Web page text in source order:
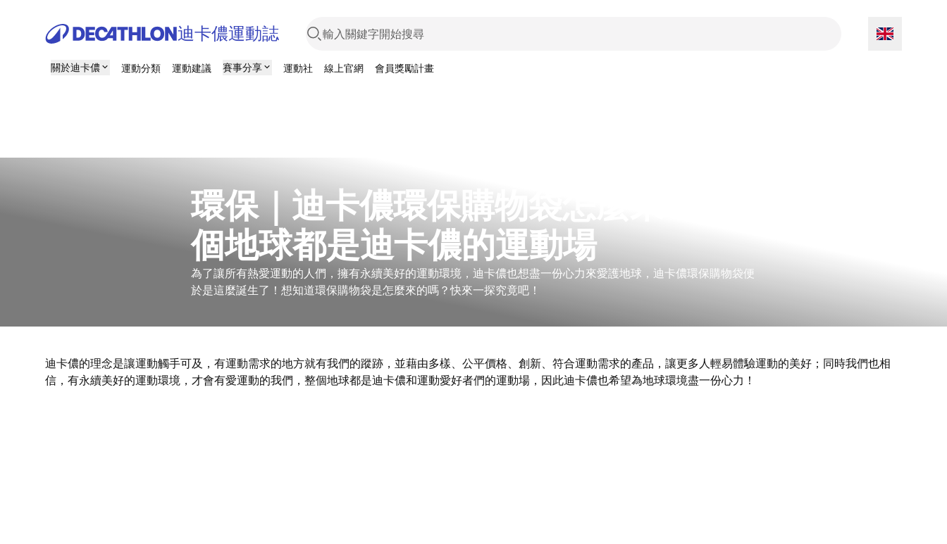
迪卡儂運動誌
關於迪卡儂 運動分類 運動建議 賽事分享 運動社 線上官網 會員獎勵計畫
環保｜迪卡儂環保購物袋怎麼來？整
個地球都是迪卡儂的運動場
為了讓所有熱愛運動的人們，擁有永續美好的運動環境，迪卡儂也想盡一份心力來愛護地球，迪卡儂環保購物袋便
於是這麼誕生了！想知道環保購物袋是怎麼來的嗎？快來一探究竟吧！
迪卡儂的理念是讓運動觸手可及，有運動需求的地方就有我們的蹤跡，並藉由多樣、公平價格、創新、符合運動需求的產品，讓更多人輕易體驗運動的美好；同時我們也相
信，有永續美好的運動環境，才會有愛運動的我們，整個地球都是迪卡儂和運動愛好者們的運動場，因此迪卡儂也希望為地球環境盡一份心力！